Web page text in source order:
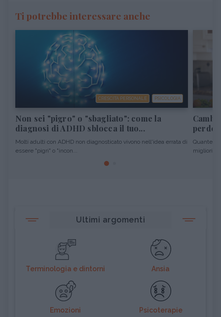
Ti potrebbe interessare anche
CRESCITA PERSONALE PSICOLOGIA
Non sei "pigro" o "sbagliato": come la
diagnosi di ADHD sblocca il tuo...
Molti adulti con ADHD non diagnosticato vivono nell'idea errata di
essere "pigri" o "incon...
Quante
migliori
Ultimi argomenti
Terminologia e dintorni Ansia
Emozioni Psicoterapie